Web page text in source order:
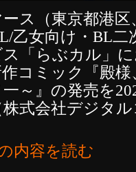
ス（東京都港区
乙女向け・BL
「らぶカル」
作コミック『殿
～』の発売を
式会社デジタ
内容を読む